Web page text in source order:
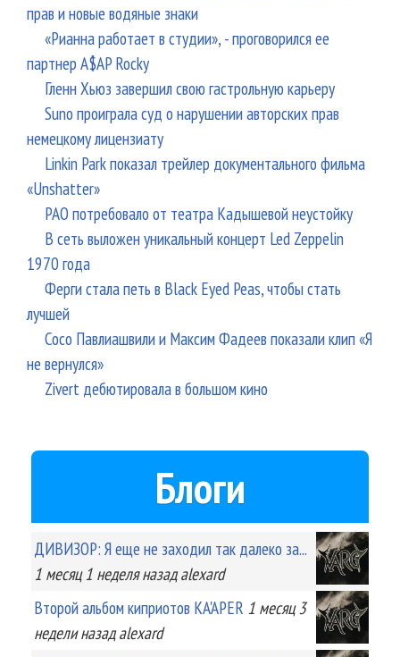
прав и новые водяные знаки
«Рианна работает в студии», - проговорился ее
партнер A$AP Rocky
Гленн Хьюз завершил свою гастрольную карьеру
Suno проиграла суд о нарушении авторских прав
немецкому лицензиату
Linkin Park показал трейлер документального фильма
«Unshatter»
РАО потребовало от театра Кадышевой неустойку
В сеть выложен уникальный концерт Led Zeppelin
1970 года
Ферги стала петь в Black Eyed Peas, чтобы стать
лучшей
Сосо Павлиашвили и Максим Фадеев показали клип «Я
не вернулся»
Zivert дебютировала в большом кино
Блоги
ДИВИЗОР: Я еще не заходил так далеко за...
1 месяц 1 неделяназад alexard
Второй альбом киприотов KA'APER 1 месяц 3
неделиназад alexard